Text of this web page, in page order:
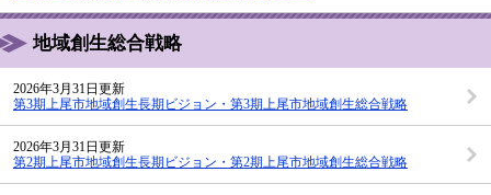
地域創生総合戦略
2026年3月31日更新
第3期上尾市地域創生長期ビジョン・第3期上尾市地域創生総合戦略
2026年3月31日更新
第2期上尾市地域創生長期ビジョン・第2期上尾市地域創生総合戦略